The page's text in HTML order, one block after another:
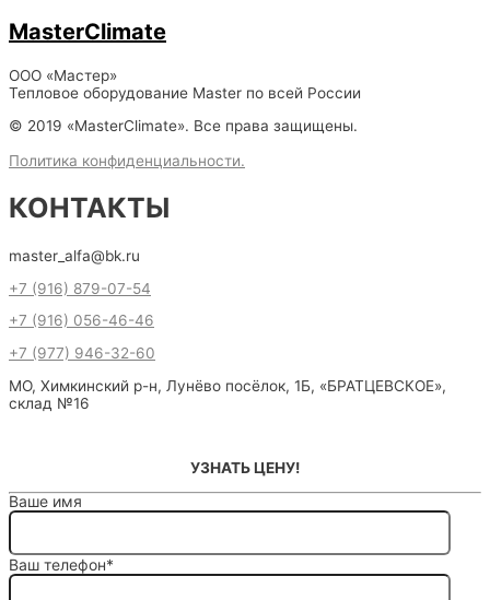
MasterClimate
ООО «Мастер»
Тепловое оборудование Master по всей России
© 2019 «MasterClimate». Все права защищены.
Политика конфиденциальности.
КОНТАКТЫ
master_alfa@bk.ru
+7 (916) 879-07-54
+7 (916) 056-46-46
+7 (977) 946-32-60
МО, Химкинский р-н, Лунёво посёлок, 1Б, «БРАТЦЕВСКОЕ»,
склад №16
УЗНАТЬ ЦЕНУ!
Ваше имя
Ваш телефон*